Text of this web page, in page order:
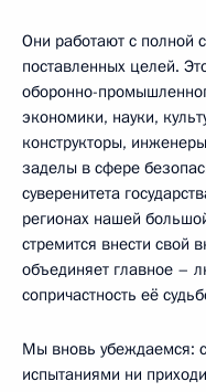
Они работают с полной
поставленных целей.
оборонно-
экономики, науки,
конструкторы,
заделы в сфере
суверенитета
регионах нашей
стремится внести свой
объединяет главное –
сопричастность её
Мы вновь убеждаемся:
испытаниями ни